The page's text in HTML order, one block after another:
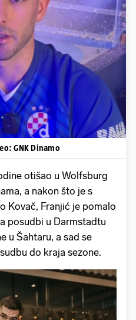
videa...
GNK Dinamo
otišao u Wolfsburg
a nakon što je s
Kovač, Franjić je pomalo
posudbi u Darmstadtu
u Šahtaru, a sad se
do kraja sezone.